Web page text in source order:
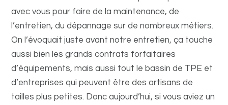
avec vous pour faire de la maintenance, de
l’entretien, du dépannage sur de nombreux métiers.
On l’évoquait juste avant notre entretien, ça touche
aussi bien les grands contrats forfaitaires
d’équipements, mais aussi tout le bassin de TPE et
d’entreprises qui peuvent être des artisans de
tailles plus petites. Donc aujourd’hui, si vous aviez un